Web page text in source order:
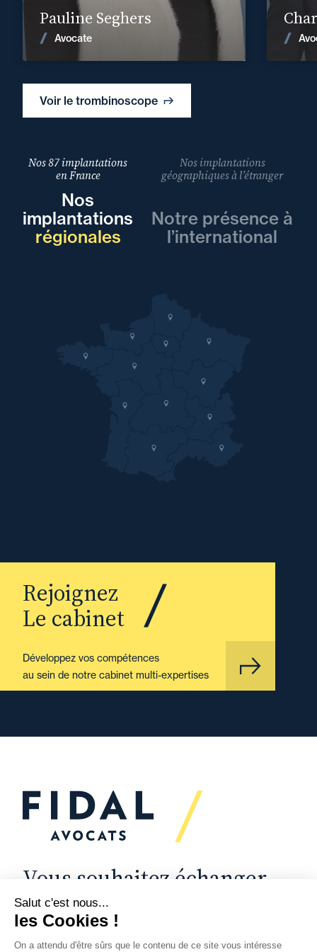
Voir le trombinoscope
Pauline Seghers
Avocate Voir les actualités
Nos 87 implantations
en France
Nos
implantations
régionales
Nos implantations
géographiques à l’étranger
Notre présence à
l’international
Rejoignez
Le cabinet
Développez vos compétences
au sein de notre cabinet multi-expertises
Vous souhaitez échanger
avec nous ?
Nous sommes